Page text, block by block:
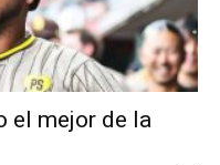
el mejor de la